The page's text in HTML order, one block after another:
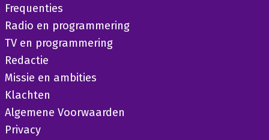
Frequenties
Radio en programmering
TV en programmering
Redactie
Missie en ambities
Klachten
Algemene Voorwaarden
Privacy